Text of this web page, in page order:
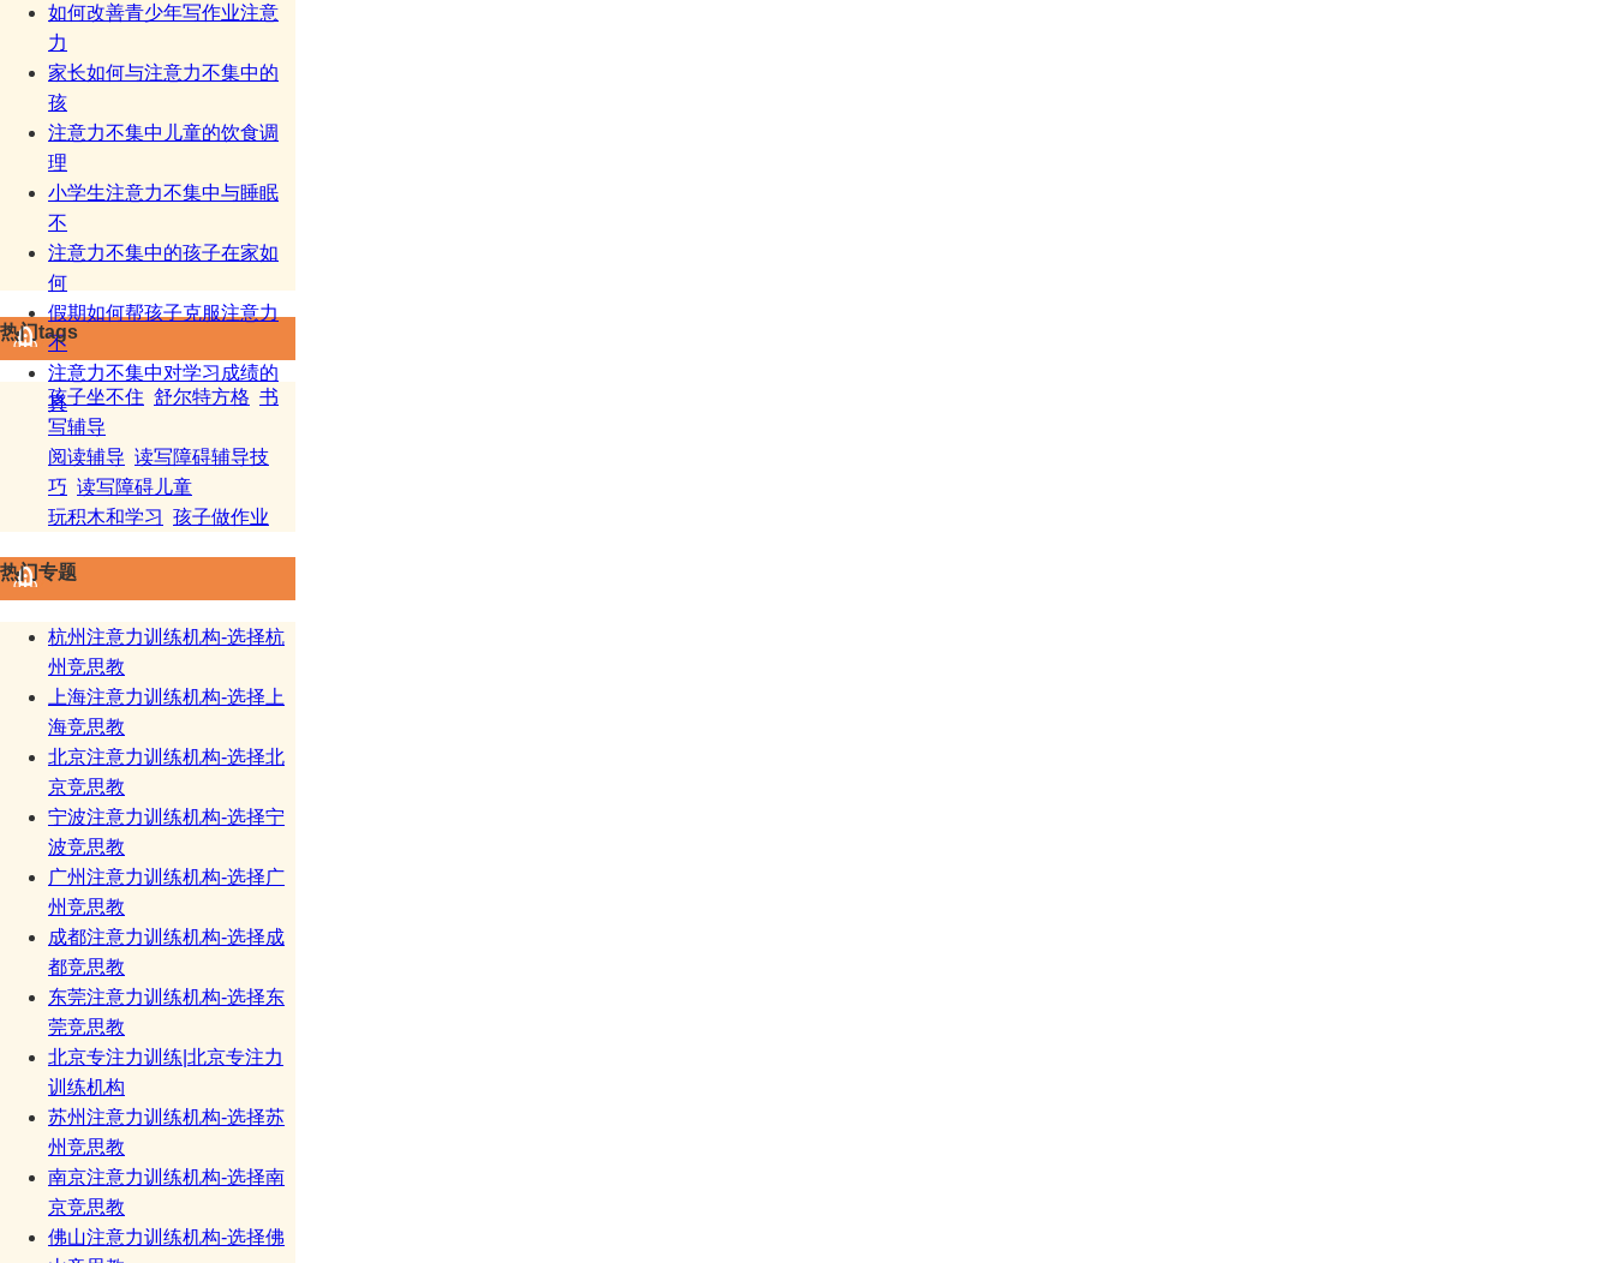
如何改善青少年写作业注意
力
家长如何与注意力不集中的
孩
注意力不集中儿童的饮食调
理
小学生注意力不集中与睡眠
不
注意力不集中的孩子在家如
何
假期如何帮孩子克服注意力
不
注意力不集中对学习成绩的
真
热门tags
孩子坐不住 舒尔特方格 书
写辅导
阅读辅导 读写障碍辅导技
巧 读写障碍儿童
玩积木和学习 孩子做作业
热门专题
杭州注意力训练机构-选择杭
州竞思教
上海注意力训练机构-选择上
海竞思教
北京注意力训练机构-选择北
京竞思教
宁波注意力训练机构-选择宁
波竞思教
广州注意力训练机构-选择广
州竞思教
成都注意力训练机构-选择成
都竞思教
东莞注意力训练机构-选择东
莞竞思教
北京专注力训练|北京专注力
训练机构
苏州注意力训练机构-选择苏
州竞思教
南京注意力训练机构-选择南
京竞思教
佛山注意力训练机构-选择佛